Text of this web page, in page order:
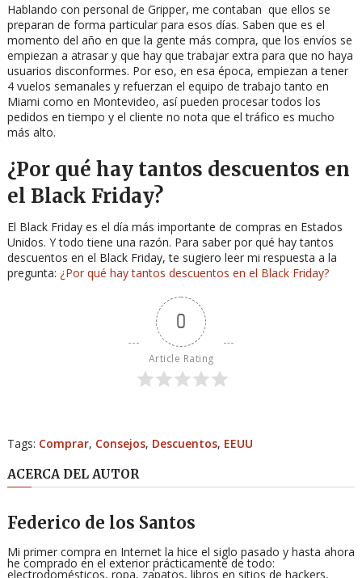
Hablando con personal de Gripper, me contaban que ellos se
preparan de forma particular para esos días. Saben que es el
momento del año en que la gente más compra, que los envíos se
empiezan a atrasar y que hay que trabajar extra para que no haya
usuarios disconformes. Por eso, en esa época, empiezan a tener
4 vuelos semanales y refuerzan el equipo de trabajo tanto en
Miami como en Montevideo, así pueden procesar todos los
pedidos en tiempo y el cliente no nota que el tráfico es mucho
más alto.
¿Por qué hay tantos descuentos en
el Black Friday?
El Black Friday es el día más importante de compras en Estados
Unidos. Y todo tiene una razón. Para saber por qué hay tantos
descuentos en el Black Friday, te sugiero leer mi respuesta a la
pregunta: ¿Por qué hay tantos descuentos en el Black Friday?
0
Article Rating
Tags: Comprar, Consejos, Descuentos, EEUU
ACERCA DEL AUTOR
Federico de los Santos
Mi primer compra en Internet la hice el siglo pasado y hasta ahora
he comprado en el exterior prácticamente de todo:
electrodomésticos, ropa, zapatos, libros en sitios de hackers,